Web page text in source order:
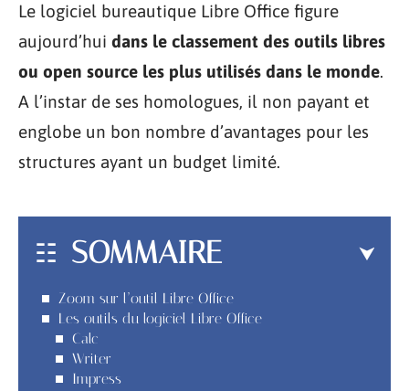
Le logiciel bureautique Libre Office figure
aujourd’hui dans le classement des outils libres
ou open source les plus utilisés dans le monde.
A l’instar de ses homologues, il non payant et
englobe un bon nombre d’avantages pour les
structures ayant un budget limité.
SOMMAIRE
Zoom sur l’outil Libre Office
Les outils du logiciel Libre Office
Calc
Writer
Impress